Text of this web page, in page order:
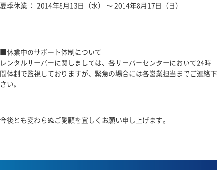
夏季休業 ： 2014年8月13日（水） ～ 2014年8月17日（日）
■休業中のサポート体制について
レンタルサーバーに関しましては、各サーバーセンターにおいて24時
間体制で監視しておりますが、緊急の場合には各営業担当までご連絡下
さい。
今後とも変わらぬご愛顧を宜しくお願い申し上げます。